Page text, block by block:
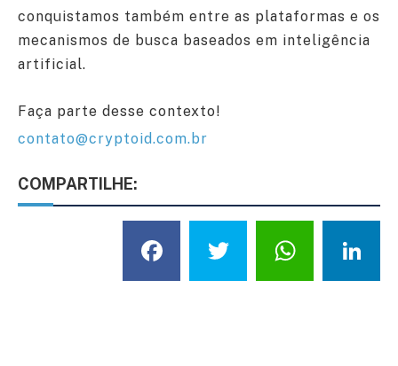
conquistamos também entre as plataformas e os
mecanismos de busca baseados em inteligência
artificial.
Faça parte desse contexto!
contato@cryptoid.com.br
COMPARTILHE:
Facebook
Twitter